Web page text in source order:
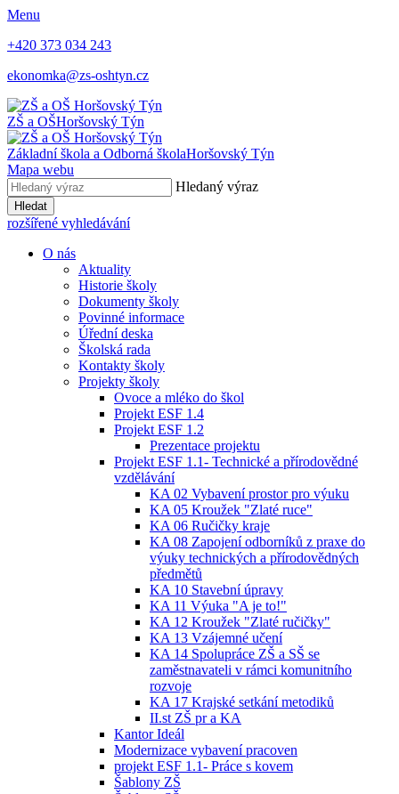
Menu
+420 373 034 243
ekonomka@zs-oshtyn.cz
ZŠ a OŠHoršovský Týn
Základní škola a Odborná školaHoršovský Týn
Mapa webu
Hledaný výraz
Hledat
rozšířené vyhledávání
O nás
Aktuality
Historie školy
Dokumenty školy
Povinné informace
Úřední deska
Školská rada
Kontakty školy
Projekty školy
Ovoce a mléko do škol
Projekt ESF 1.4
Projekt ESF 1.2
Prezentace projektu
Projekt ESF 1.1- Technické a přírodovědné
vzdělávání
KA 02 Vybavení prostor pro výuku
KA 05 Kroužek "Zlaté ruce"
KA 06 Ručičky kraje
KA 08 Zapojení odborníků z praxe do
výuky technických a přírodovědných
předmětů
KA 10 Stavební úpravy
KA 11 Výuka "A je to!"
KA 12 Kroužek "Zlaté ručičky"
KA 13 Vzájemné učení
KA 14 Spolupráce ZŠ a SŠ se
zaměstnavateli v rámci komunitního
rozvoje
KA 17 Krajské setkání metodiků
II.st ZŠ pr a KA
Kantor Ideál
Modernizace vybavení pracoven
projekt ESF 1.1- Práce s kovem
Šablony ZŠ